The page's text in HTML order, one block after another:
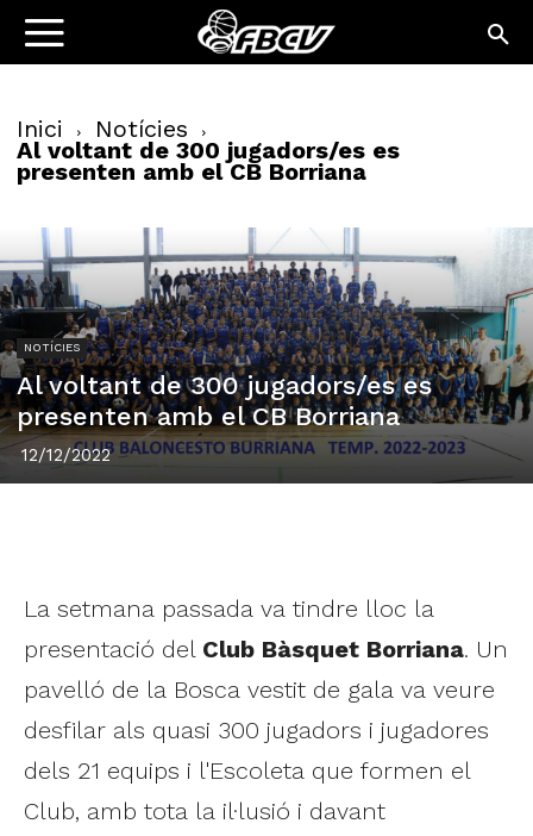
Inici Notícies
Al voltant de 300 jugadors/es es
presenten amb el CB Borriana
NOTÍCIES
Al voltant de 300 jugadors/es es
presenten amb el CB Borriana
12/12/2022
La setmana passada va tindre lloc la
presentació del Club Bàsquet Borriana. Un
pavelló de la Bosca vestit de gala va veure
desfilar als quasi 300 jugadors i jugadores
dels 21 equips i l'Escoleta que formen el
Club, amb tota la il·lusió i davant